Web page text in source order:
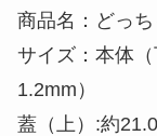
商品名：どっ
サイズ：本体
1.2mm）
蓋（上）:約